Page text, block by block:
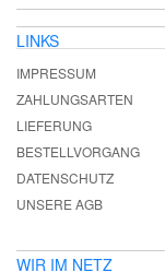
LINKS
IMPRESSUM
ZAHLUNGSARTEN
LIEFERUNG
BESTELLVORGANG
DATENSCHUTZ
UNSERE AGB
WIR IM NETZ